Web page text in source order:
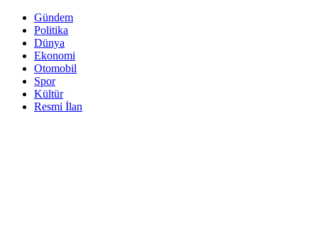
Gündem
Politika
Dünya
Ekonomi
Otomobil
Spor
Kültür
Resmi İlan